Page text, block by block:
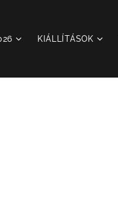
KIÁLLÍTÁSOK